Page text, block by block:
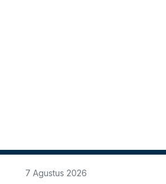
7 Agustus 2026